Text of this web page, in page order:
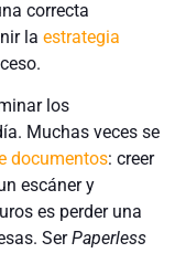
correcta
la estrategia
los
Muchas veces se
documentos: creer
escáner y
es perder una
SerPaperless